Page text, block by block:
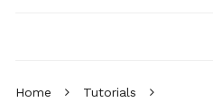
Home
Tutorials